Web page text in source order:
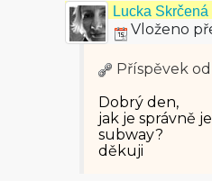
Lucka Skrčená
Vloženo
Příspěvek od
Dobrý den,
jak je správně
subway?
děkuji